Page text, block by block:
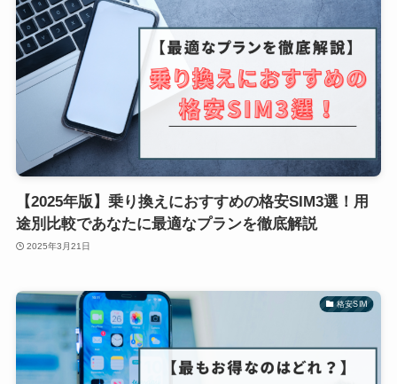
【2025年版】乗り換えにおすすめの格安SIM3選！用
途別比較であなたに最適なプランを徹底解説
2025年3月21日
格安SIM